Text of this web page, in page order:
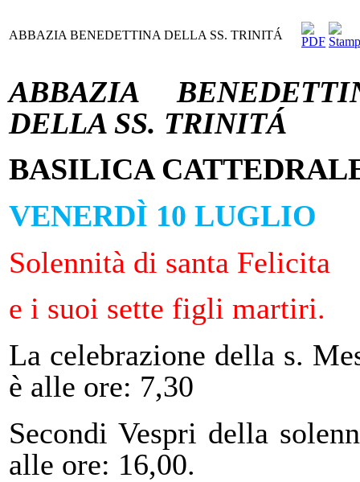
ABBAZIA BENEDETTINA DELLA SS. TRINITÁ
ABBAZIA
DELLA SS. TRINITÁ
BASILICA
VENERDÌ 10 LUGLIO
Solennità di santa Felicita
e i suoi sette figli martiri.
La celebrazione della s.
è alle ore: 7,30
Secondi Vespri della
alle ore: 16,00.